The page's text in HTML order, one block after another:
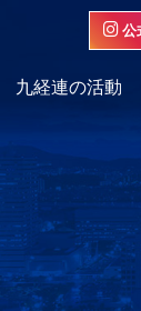
九経連の活動
公